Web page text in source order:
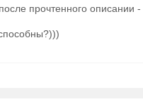
прочтенного описании